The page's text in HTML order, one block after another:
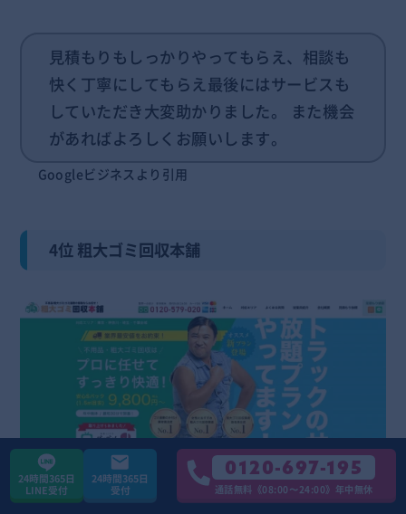
見積もりもしっかりやってもらえ、相談も
快く丁寧にしてもらえ最後にはサービスも
していただき大変助かりました。 また機会
があればよろしくお願いします。
Googleビジネスより引用
4位 粗大ゴミ回収本舗
粗大ゴミ回収本舗ホームページより引用
24時間365日
LINE受付
24時間365日
受付
0120-697-195
通話無料《08:00〜24:00》年中無休